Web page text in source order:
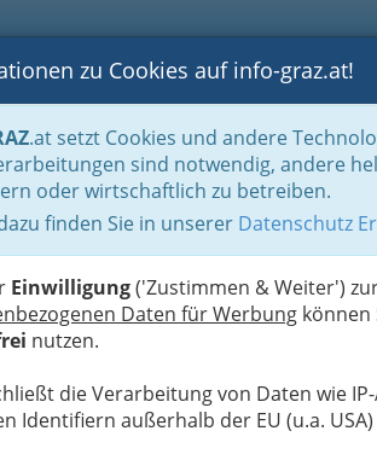
BLOGS FOTOS GASTRONOMIE
zu Cookies auf info-graz.at!
.at setzt Cookies und andere
sind notwendig, andere
oder wirtschaftlich zu betreiben.
finden Sie in unserer Datenschutz
Einwilligung('Zustimmen & Weiter')
Daten für Werbung können
nutzen.
die Verarbeitung von Daten wie
Identifiern außerhalb der EU (u.a. USA)
Der Handel nach WKO-Gliederung
GmbH